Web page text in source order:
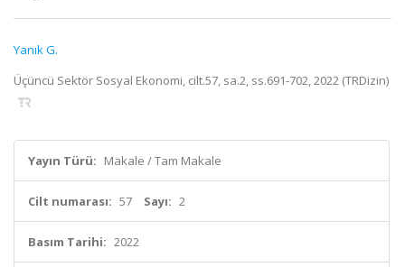
Yanık G.
Üçüncü Sektör Sosyal Ekonomi, cilt.57, sa.2, ss.691-702, 2022 (TRDizin)
Yayın Türü: Makale / Tam Makale
Cilt numarası: 57 Sayı: 2
Basım Tarihi: 2022